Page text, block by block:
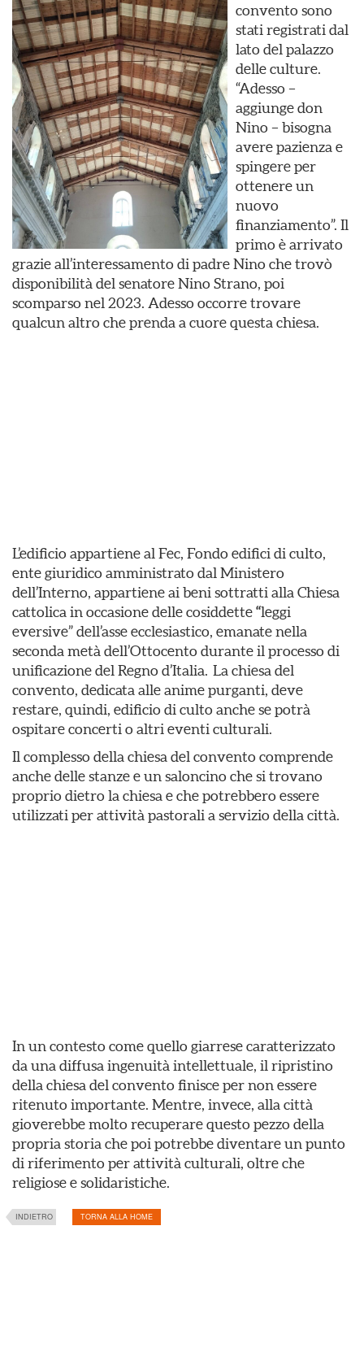
convento sono
stati registrati dal
lato del palazzo
delle culture.
“Adesso –
aggiunge don
Nino – bisogna
avere pazienza e
spingere per
ottenere un
nuovo
finanziamento”. Il
primo è arrivato
grazie all’interessamento di padre Nino che trovò
disponibilità del senatore Nino Strano, poi
scomparso nel 2023. Adesso occorre trovare
qualcun altro che prenda a cuore questa chiesa.
L’edificio appartiene al Fec, Fondo edifici di culto,
ente giuridico amministrato dal Ministero
dell’Interno, appartiene ai beni sottratti alla Chiesa
cattolica in occasione delle cosiddette“leggi
eversive” dell’asse ecclesiastico, emanate nella
seconda metà dell’Ottocento durante il processo di
unificazione del Regno d’Italia. La chiesa del
convento, dedicata alle anime purganti, deve
restare, quindi, edificio di culto anche se potrà
ospitare concerti o altri eventi culturali.
Il complesso della chiesa del convento comprende
anche delle stanze e un saloncino che si trovano
proprio dietro la chiesa e che potrebbero essere
utilizzati per attività pastorali a servizio della città.
In un contesto come quello giarrese caratterizzato
da una diffusa ingenuità intellettuale, il ripristino
della chiesa del convento finisce per non essere
ritenuto importante. Mentre, invece, alla città
gioverebbe molto recuperare questo pezzo della
propria storia che poi potrebbe diventare un punto
di riferimento per attività culturali, oltre che
religiose e solidaristiche.
INDIETRO TORNA ALLA HOME